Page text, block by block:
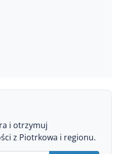
i otrzymuj
z Piotrkowa i regionu.